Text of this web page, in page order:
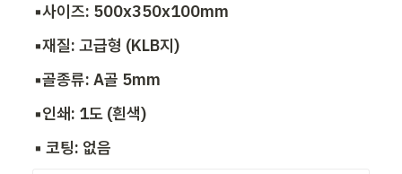
▪️사이즈: 500x350x100mm
▪️재질: 고급형 (KLB지)
▪️골종류: A골 5mm
▪️인쇄: 1도 (흰색)
▪️ 코팅: 없음